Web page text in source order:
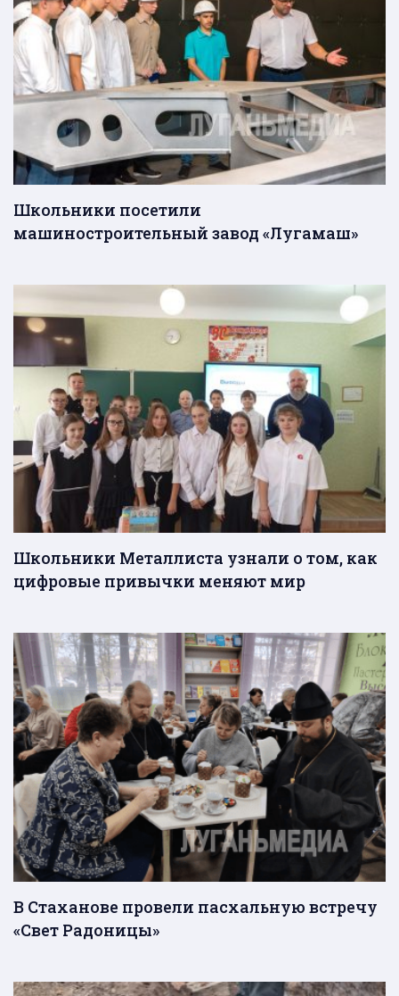
Школьники посетили
машиностроительный завод «Лугамаш»
Школьники Металлиста узнали о том, как
цифровые привычки меняют мир
В Стаханове провели пасхальную встречу
«Свет Радоницы»